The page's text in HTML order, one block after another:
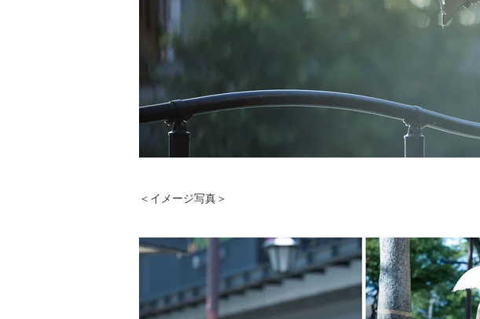
＜イメージ写真＞